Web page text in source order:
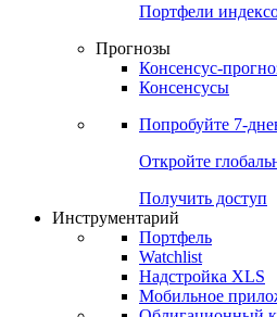
Портфели
Прогнозы
Консенсус-
Консенсусы
Попробуйте 7-
Откройте
Получить доступ
Инструментарий
Портфель
Watchlist
Надстройка XLS
Мобильное